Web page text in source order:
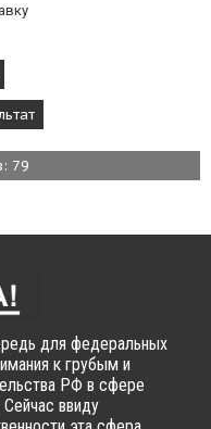
79
для федеральных
к грубым и
РФ в сфере
ввиду